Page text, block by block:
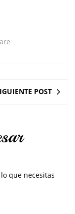
POST
que necesitas